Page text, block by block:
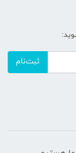
ثبت‌نام